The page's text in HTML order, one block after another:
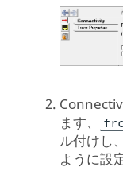
ます、
ル付けし
ように設